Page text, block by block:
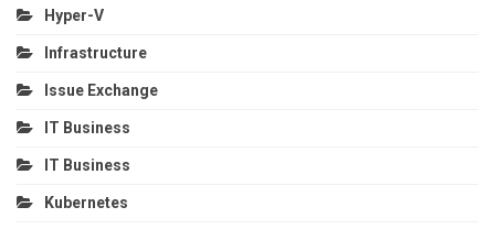
Hyper-V
Infrastructure
Issue Exchange
IT Business
IT Business
Kubernetes